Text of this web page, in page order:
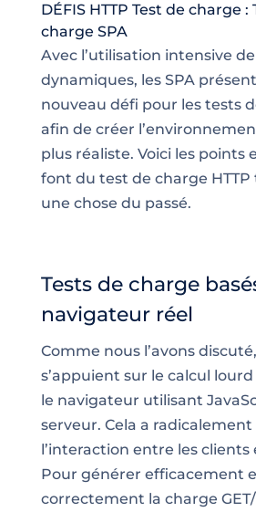
DÉFIS HTTP Test de charge :
charge SPA
Avec l’utilisation intensive
dynamiques, les SPA
nouveau défi pour les tests
afin de créer
plus réaliste. Voici les points
font du test de charge
une chose du passé.
Tests de charge
navigateur réel
Comme nous l’avons
s’appuient sur le calcul
le navigateur utilisant
serveur. Cela a
l’interaction entre les clients
Pour générer efficacement
correctement la charge